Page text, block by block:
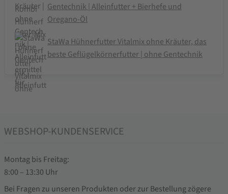
Gentechnik | Alleinfutter + Bierhefe und
Oregano-Öl
StaWa Hühnerfutter Vitalmix ohne Kräuter, das
beste Geflügelkörnerfutter | ohne Gentechnik
WEBSHOP-KUNDENSERVICE
Montag bis Freitag:
8:00 – 13:30 Uhr
Bei Fragen zu unseren Produkten oder zur Bestellung zögere